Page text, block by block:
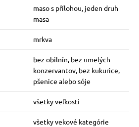
maso s přílohou, jeden druh
masa
mrkva
bez obilnín, bez umelých
konzervantov, bez kukurice,
pšenice alebo sóje
všetky veľkosti
všetky vekové kategórie